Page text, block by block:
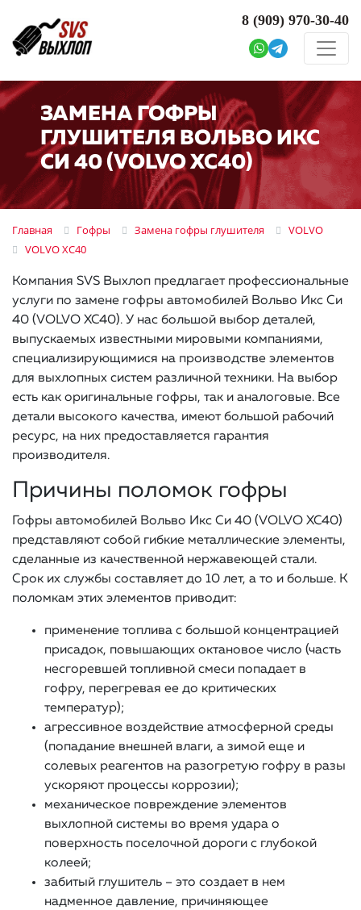
8 (909) 970-30-40
ЗАМЕНА ГОФРЫ
ГЛУШИТЕЛЯ ВОЛЬВО ИКС
СИ 40 (VOLVO XC40)
Главная Гофры Замена гофры глушителя
VOLVO
VOLVO XC40
Компания SVS Выхлоп предлагает профессиональные
услуги по замене гофры автомобилей Вольво Икс Си
40 (VOLVO XC40). У нас большой выбор деталей,
выпускаемых известными мировыми компаниями,
специализирующимися на производстве элементов
для выхлопных систем различной техники. На выбор
есть как оригинальные гофры, так и аналоговые. Все
детали высокого качества, имеют большой рабочий
ресурс, на них предоставляется гарантия
производителя.
Причины поломок гофры
Гофры автомобилей Вольво Икс Си 40 (VOLVO XC40)
представляют собой гибкие металлические элементы,
сделанные из качественной нержавеющей стали.
Срок их службы составляет до 10 лет, а то и больше. К
поломкам этих элементов приводит:
применение топлива с большой концентрацией
присадок, повышающих октановое число (часть
несгоревшей топливной смеси попадает в
гофру, перегревая ее до критических
температур);
агрессивное воздействие атмосферной среды
(попадание внешней влаги, а зимой еще и
солевых реагентов на разогретую гофру в разы
ускоряют процессы коррозии);
механическое повреждение элементов
выхлопной системы во время удара о
поверхность поселочной дороги с глубокой
колеей;
забитый глушитель – это создает в нем
надменное давление, причиняющее